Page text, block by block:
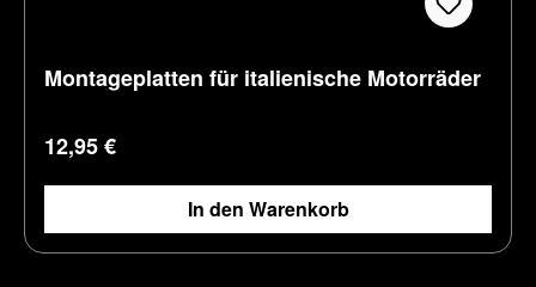
Montageplatten für italienische Motorräder
Regulärer Preis:
12,95 €
In den Warenkorb